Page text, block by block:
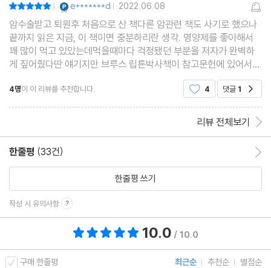
15 항암에 좋은 풍욕과 림프순환 운동
운동의 필요성 | 항암에 적합한 운동은 풍욕이다 | 림프순환에 좋은
운동법
16 체온이 1도 올라가면 면역력은 50% 상승한다
저체온과 스트레스 | 체온을 높이는 방법 | 근육과 체온
17 항암 치료 중에 단백질을 섭취하는 방법
필수아미노산의 섭취 | 콩과 맥주효모 | 동물성 단백질 섭취
18 항암 식단에서 없애야 할 식품과 포함해야 할 식품
냉장고 정리 | 식단에서 배제해야 할 식품 | 최고의 항암 식단
19 항암 할 때의 부작용과 대처법
| e*******d | 2022.06.08
암수술받고 퇴원후 처음으로 산 책다른 암관련 책도 사기로 했으나
끝까지 읽은 지금, 이 책이면 충분하리란 생각. 영양제를 좋아해서
꽤 많이 먹고 있았는데먹을때마다 걱정됐던 부분을 저자가 완벽하
게 짚어줬다딴 얘기지만 브루스 립튼박사책이 참고문헌에 있어서
놀랐다 그 책도 내 인생의 책 중 하나였는데읽고도 적용을 잘 못했던
부분을 저자가 메꿔줬다단순히 암 뿐만 아니라 내
4명이 이 리뷰를 추천합니다. 4 댓글 1
리뷰 전체보기
한줄평 (33건)
한줄평 쓰기
작성 시 유의사항
10.0 / 10.0
구매 한줄평 최근순 추천순 별점순